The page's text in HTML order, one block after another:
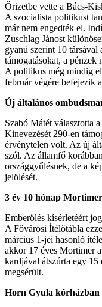
Őrizetbe vette a Bács-
A szocialista politikust
már nem engedték el.
Zuschlag Jánost
gyanú szerint 10
támogatásokat, a pénzek
A politikus még mindig
február végére befejezik
Új általános
Szabó Mátét választotta
Kinevezését 290-en
érvénytelen volt. Az új
szól. Az államfő
országgyűlésnek, de a
jelölését.
3 év 10 hónap
Emberölés kísérletéért
A Fővárosi Ítélőtábla
március 1-jei hasonló
akkor 17 éves Mortimer
kardjával átszúrta egy 15
megsérült.
Horn Gyula kórházban